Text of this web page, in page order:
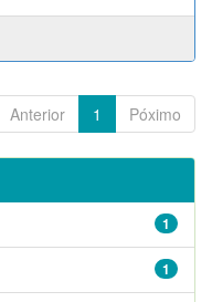
Anterior 1 Póximo
1
1